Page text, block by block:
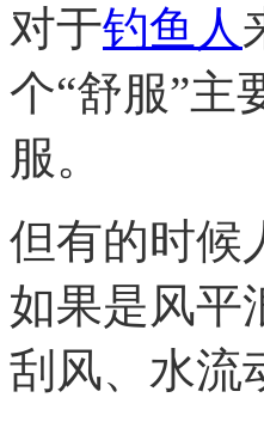
对于钓鱼人
个“舒服”主
服。
但有的时候
如果是风平
刮风、水流